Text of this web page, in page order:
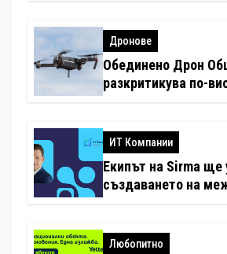
Дронове
Обединено Дрон
разкритикува по-
ИТ Компании
Екипът на Sirma ще
създаването на
хотелиерството
Любопитно